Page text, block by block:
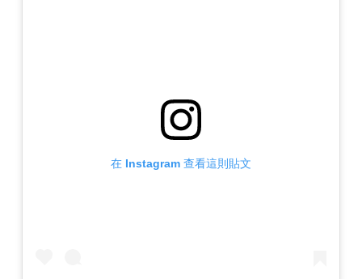
在 Instagram 查看這則貼文